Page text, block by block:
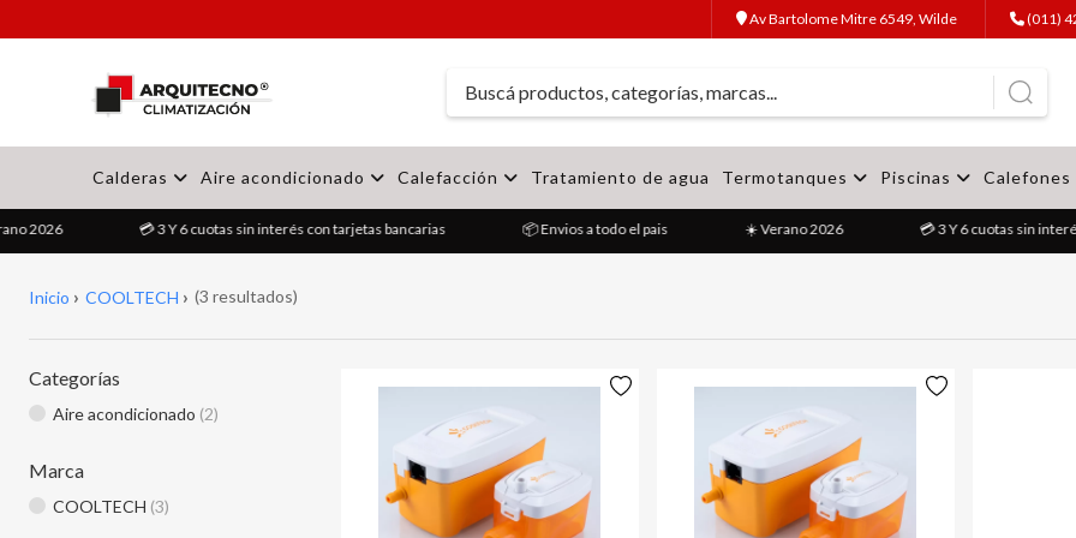
Av Bartolome Mitre 6549, Wilde (011)
Calderas Aire acondicionado Calefacción Tratamiento de agua Termotanques Piscinas Calefones
2026 💳 3 Y 6 cuotas sin interés con tarjetas bancarias 📦 Envios a todo el pais ☀️ Verano 2026 💳 3 Y 6 cuotas sin
Inicio COOLTECH (3 resultados)
Categorías
Aire acondicionado (2)
Marca
COOLTECH (3)